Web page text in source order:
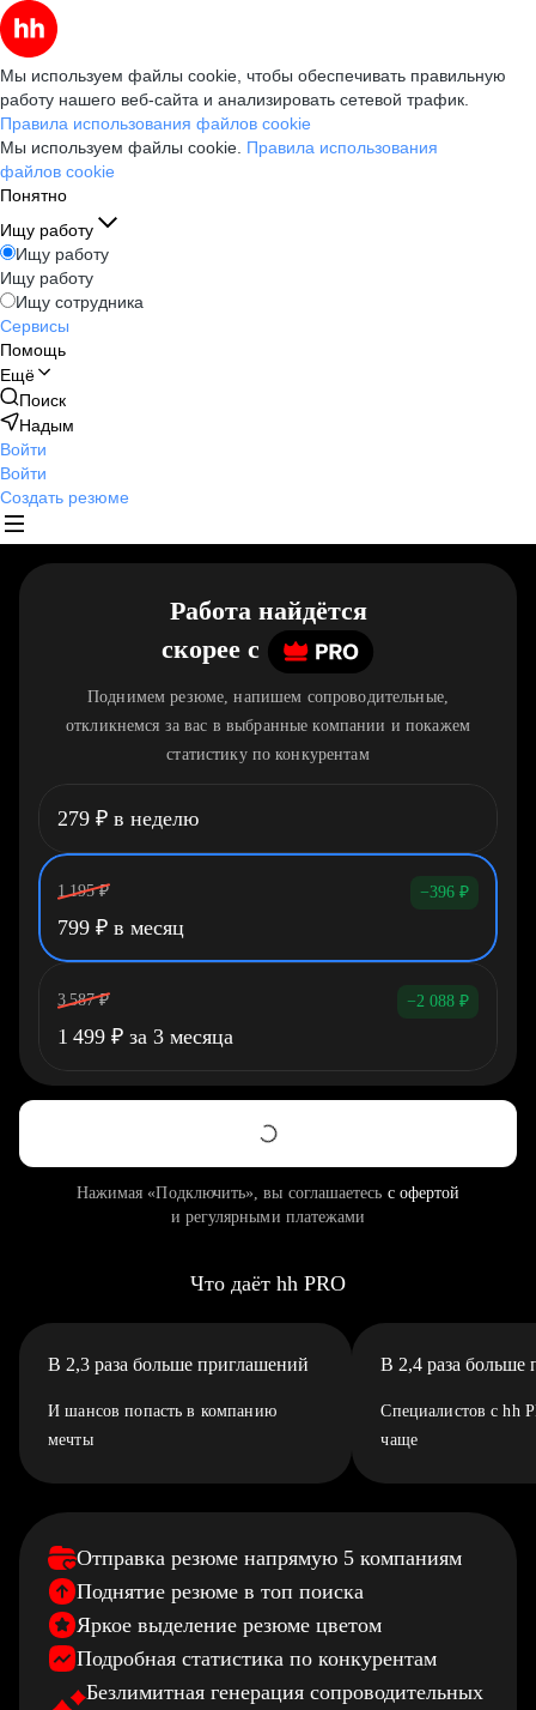
Мы используем файлы cookie, чтобы обеспечивать правильную
работу нашего веб-сайта и анализировать сетевой трафик.
Правила использования файлов cookie
Мы используем файлы cookie. Правила использования
файлов cookie
Понятно
Ищу работу
Ищу работу
Ищу работу
Ищу сотрудника
Сервисы
Помощь
Ещё
Поиск
Надым
Войти
Войти
Создать резюме
Работа найдётся
скорее c
Поднимем резюме, напишем сопроводительные,
откликнемся за вас в выбранные компании и покажем
статистику по конкурентам
279 ₽ в неделю
1 195 ₽ −396 ₽
799 ₽ в месяц
3 587 ₽ −2 088 ₽
1 499 ₽ за 3 месяца
Нажимая «Подключить», вы соглашаетесь с офертой
и регулярными платежами
Что даёт hh PRO
В 2,3 раза больше приглашений
И шансов попасть в компанию
мечты
В 2,4 раза больше
Специалистов с hh
чаще
Отправка резюме напрямую 5 компаниям
Поднятие резюме в топ поиска
Яркое выделение резюме цветом
Подробная статистика по конкурентам
Безлимитная генерация сопроводительных